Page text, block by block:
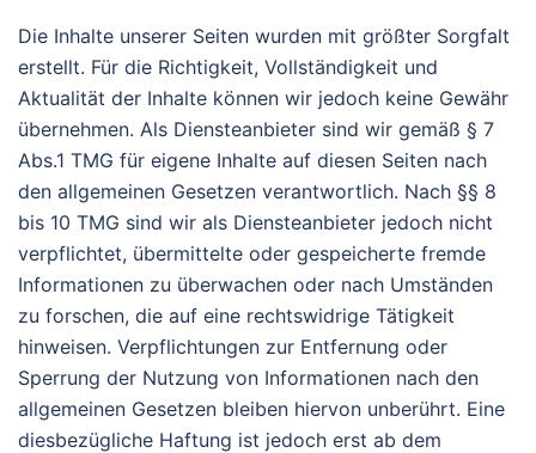
Die Inhalte unserer Seiten wurden mit größter Sorgfalt
erstellt. Für die Richtigkeit, Vollständigkeit und
Aktualität der Inhalte können wir jedoch keine Gewähr
übernehmen. Als Diensteanbieter sind wir gemäß § 7
Abs.1 TMG für eigene Inhalte auf diesen Seiten nach
den allgemeinen Gesetzen verantwortlich. Nach §§ 8
bis 10 TMG sind wir als Diensteanbieter jedoch nicht
verpflichtet, übermittelte oder gespeicherte fremde
Informationen zu überwachen oder nach Umständen
zu forschen, die auf eine rechtswidrige Tätigkeit
hinweisen. Verpflichtungen zur Entfernung oder
Sperrung der Nutzung von Informationen nach den
allgemeinen Gesetzen bleiben hiervon unberührt. Eine
diesbezügliche Haftung ist jedoch erst ab dem